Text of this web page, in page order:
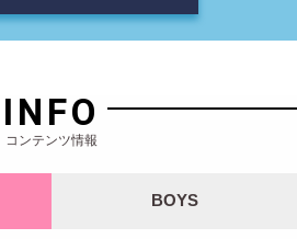
INFO
コンテンツ情報
BOYS